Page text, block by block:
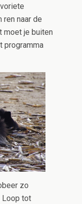
naar de
moet je buiten
programma
zo
Loop tot